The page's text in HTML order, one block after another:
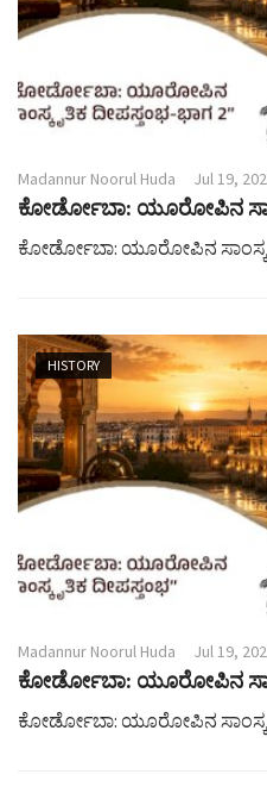
Madannur Noorul Huda Jul 19,
ಕೋರ್ಡೋಬಾ: ಯೂರೋಪಿನ
ಕೋರ್ಡೋಬಾ: ಯೂರೋಪಿನ
HISTORY
Madannur Noorul Huda Jul 19,
ಕೋರ್ಡೋಬಾ: ಯೂರೋಪಿನ
ಕೋರ್ಡೋಬಾ: ಯೂರೋಪಿನ